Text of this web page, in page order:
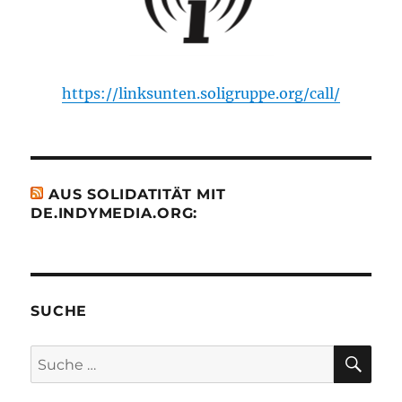
https://linksunten.soligruppe.org/call/
AUS SOLIDATITÄT MIT
DE.INDYMEDIA.ORG:
SUCHE
Suche
nach: